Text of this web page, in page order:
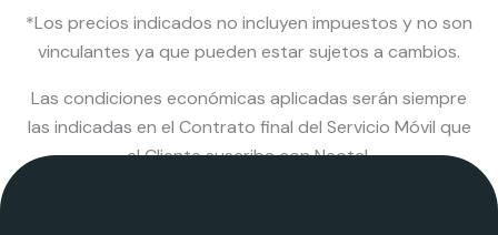
*Los precios indicados no incluyen impuestos y no son
vinculantes ya que pueden estar sujetos a cambios.
Las condiciones económicas aplicadas serán siempre
las indicadas en el Contrato final del Servicio Móvil que
el Cliente suscriba con Neotel.